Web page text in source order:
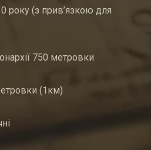
року (з прив’язкою для
750 метровки
(1км)